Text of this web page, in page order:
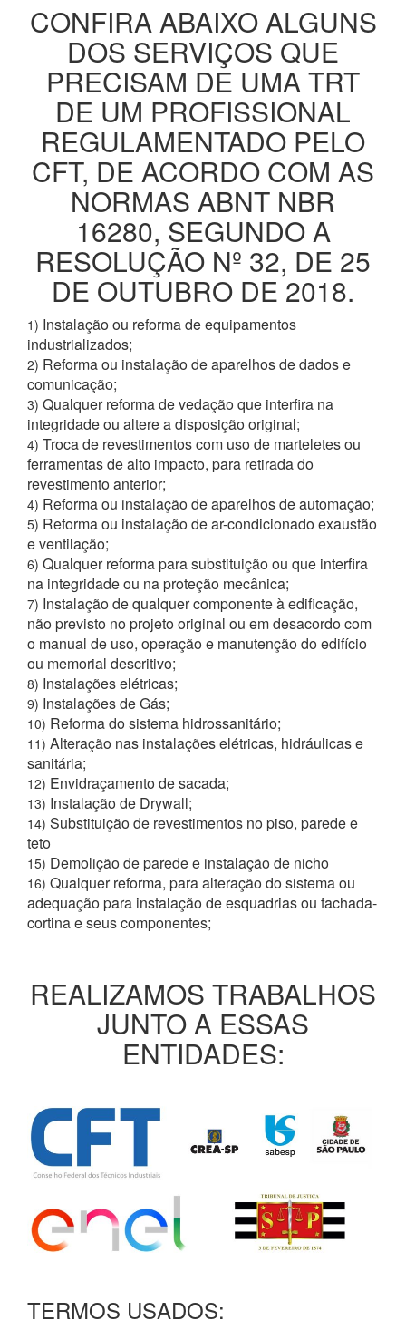
CONFIRA ABAIXO ALGUNS
DOS SERVIÇOS QUE
PRECISAM DE UMA TRT
DE UM PROFISSIONAL
REGULAMENTADO PELO
CFT, DE ACORDO COM AS
NORMAS ABNT NBR
16280, SEGUNDO A
RESOLUÇÃO Nº 32, DE 25
DE OUTUBRO DE 2018.
1) Instalação ou reforma de equipamentos
industrializados;
2) Reforma ou instalação de aparelhos de dados e
comunicação;
3) Qualquer reforma de vedação que interfira na
integridade ou altere a disposição original;
4) Troca de revestimentos com uso de marteletes ou
ferramentas de alto impacto, para retirada do
revestimento anterior;
4) Reforma ou instalação de aparelhos de automação;
5) Reforma ou instalação de ar-condicionado exaustão
e ventilação;
6) Qualquer reforma para substituição ou que interfira
na integridade ou na proteção mecânica;
7) Instalação de qualquer componente à edificação,
não previsto no projeto original ou em desacordo com
o manual de uso, operação e manutenção do edifício
ou memorial descritivo;
8) Instalações elétricas;
9) Instalações de Gás;
10) Reforma do sistema hidrossanitário;
11) Alteração nas instalações elétricas, hidráulicas e
sanitária;
12) Envidraçamento de sacada;
13) Instalação de Drywall;
14) Substituição de revestimentos no piso, parede e
teto
15) Demolição de parede e instalação de nicho
16) Qualquer reforma, para alteração do sistema ou
adequação para instalação de esquadrias ou fachada-
cortina e seus componentes;
REALIZAMOS TRABALHOS
JUNTO A ESSAS
ENTIDADES:
TERMOS USADOS: